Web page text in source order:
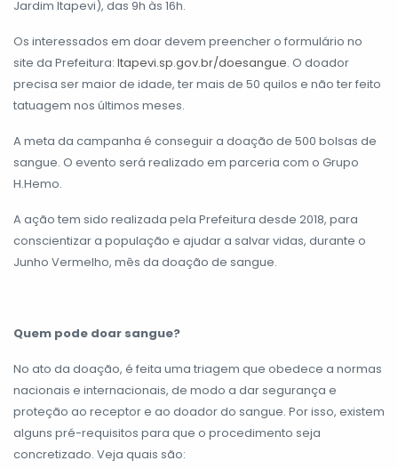
Jardim Itapevi), das 9h às 16h.
Os interessados em doar devem preencher o formulário no
site da Prefeitura: Itapevi.sp.gov.br/doesangue. O doador
precisa ser maior de idade, ter mais de 50 quilos e não ter feito
tatuagem nos últimos meses.
A meta da campanha é conseguir a doação de 500 bolsas de
sangue. O evento será realizado em parceria com o Grupo
H.Hemo.
A ação tem sido realizada pela Prefeitura desde 2018, para
conscientizar a população e ajudar a salvar vidas, durante o
Junho Vermelho, mês da doação de sangue.
Quem pode doar sangue?
No ato da doação, é feita uma triagem que obedece a normas
nacionais e internacionais, de modo a dar segurança e
proteção ao receptor e ao doador do sangue. Por isso, existem
alguns pré-requisitos para que o procedimento seja
concretizado. Veja quais são: